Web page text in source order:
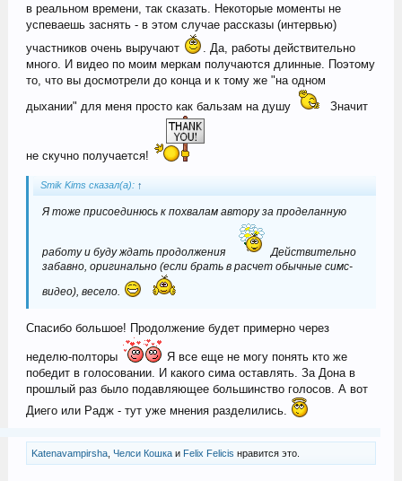
в реальном времени, так сказать. Некоторые моменты не
успеваешь заснять - в этом случае рассказы (интервью)
участников очень выручают
. Да, работы действительно
много. И видео по моим меркам получаются длинные. Поэтому
то, что вы досмотрели до конца и к тому же "на одном
дыхании" для меня просто как бальзам на душу
Значит
не скучно получается!
Smik Kims сказал(а): ↑
Я тоже присоединюсь к похвалам автору за проделанную
работу и буду ждать продолжения
Действительно
забавно, оригинально (если брать в расчет обычные симс-
видео), весело.
Спасибо большое! Продолжение будет примерно через
неделю-полторы
Я все еще не могу понять кто же
победит в голосовании. И какого сима оставлять. За Дона в
прошлый раз было подавляющее большинство голосов. А вот
Диего или Радж - тут уже мнения разделились.
Katenavampirsha, Челси Кошкаи Felix Felicis нравится это.